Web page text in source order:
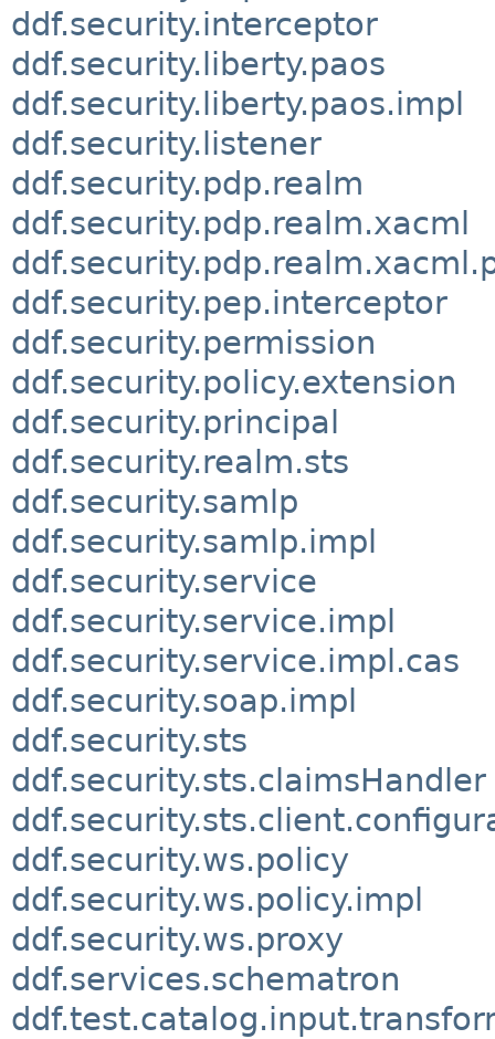
ddf.security.interceptor
ddf.security.liberty.paos
ddf.security.liberty.paos.impl
ddf.security.listener
ddf.security.pdp.realm
ddf.security.pdp.realm.xacml
ddf.security.pep.interceptor
ddf.security.permission
ddf.security.policy.extension
ddf.security.principal
ddf.security.realm.sts
ddf.security.samlp
ddf.security.samlp.impl
ddf.security.service
ddf.security.service.impl
ddf.security.service.impl.cas
ddf.security.soap.impl
ddf.security.sts
ddf.security.sts.claimsHandler
ddf.security.ws.policy
ddf.security.ws.policy.impl
ddf.security.ws.proxy
ddf.services.schematron